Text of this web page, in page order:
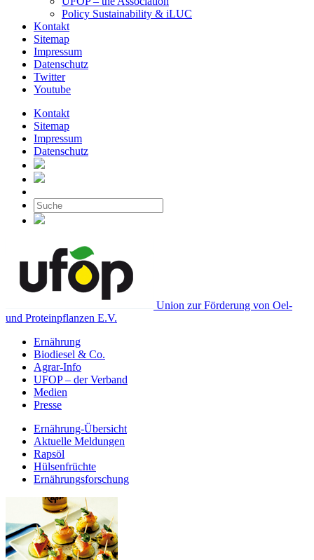
Policy Sustainability & iLUC
Kontakt
Sitemap
Impressum
Datenschutz
Twitter
Youtube
Kontakt
Sitemap
Impressum
Datenschutz
Union zur Förderung von Oel-
und Proteinpflanzen E.V.
Ernährung
Biodiesel & Co.
Agrar-Info
UFOP – der Verband
Medien
Presse
Ernährung-Übersicht
Aktuelle Meldungen
Rapsöl
Hülsenfrüchte
Ernährungsforschung